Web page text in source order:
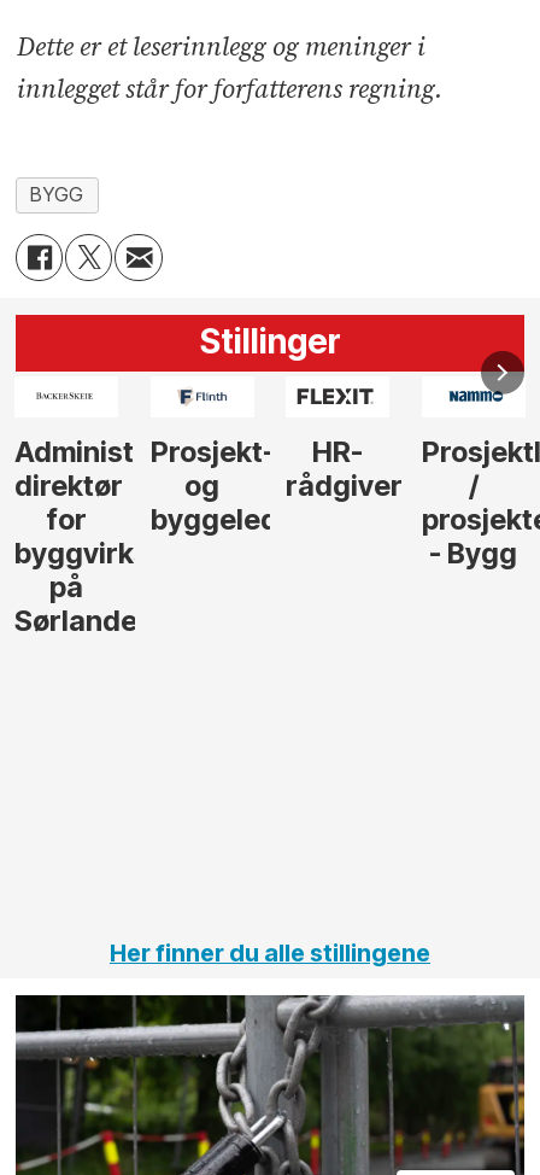
Dette er et leserinnlegg og meninger i
innlegget står for forfatterens regning.
BYGG
Stillinger
HR-
rådgiver
Prosjektleder
/
prosjekteringsleder
Vi
behøver
elektrofagfolk
Anlegg
søker
Elektro
Her finner du alle stillingene